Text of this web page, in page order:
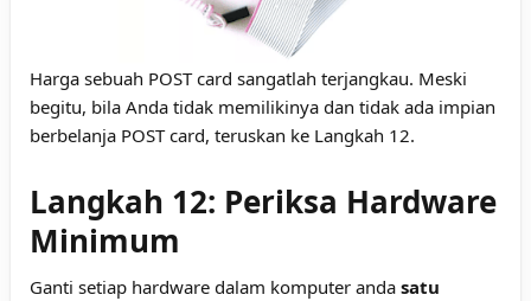
Harga sebuah POST card sangatlah terjangkau. Meski
begitu, bila Anda tidak memilikinya dan tidak ada impian
berbelanja POST card, teruskan ke Langkah 12.
Langkah 12: Periksa Hardware
Minimum
Ganti setiap hardware dalam komputer anda satu